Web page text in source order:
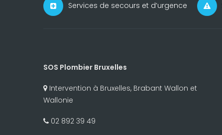
Services de secours et d’urgence
SOS Plombier Bruxelles
Intervention à Bruxelles, Brabant Wallon et
Wallonie
02 892 39 49